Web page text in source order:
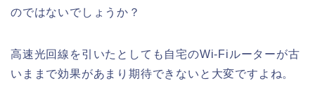
のではないでしょうか？
高速光回線を引いたとしても自宅のWi-Fiルーターが古
いままで効果があまり期待できないと大変ですよね。